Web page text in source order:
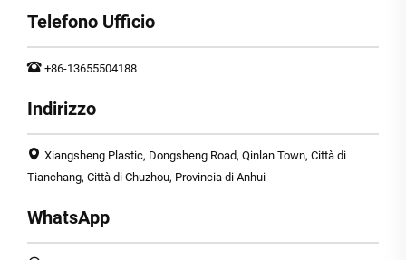
Telefono Ufficio
+86-13655504188
Indirizzo
Xiangsheng Plastic, Dongsheng Road, Qinlan Town, Città di
Tianchang, Città di Chuzhou, Provincia di Anhui
WhatsApp